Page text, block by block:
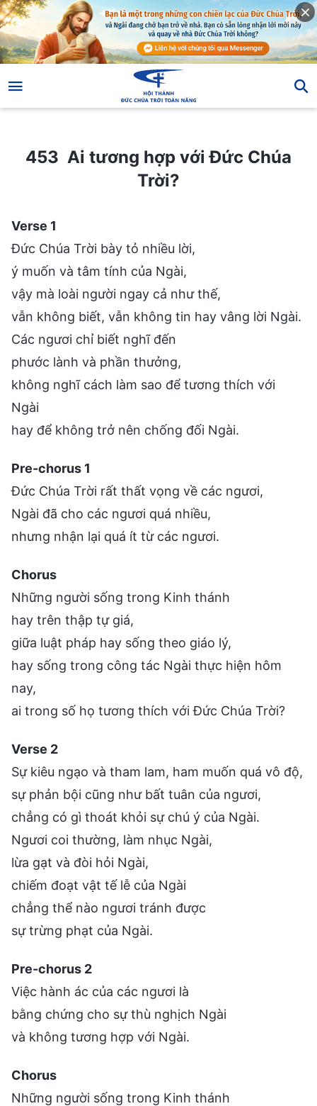
453 Ai tương hợp với Đức Chúa Trời?
453 Ai tương hợp với Đức Chúa
Trời?
Verse 1
Đức Chúa Trời bày tỏ nhiều lời,
ý muốn và tâm tính của Ngài,
vậy mà loài người ngay cả như thế,
vẫn không biết, vẫn không tin hay vâng lời Ngài.
Các ngươi chỉ biết nghĩ đến
phước lành và phần thưởng,
không nghĩ cách làm sao để tương thích với
Ngài
hay để không trở nên chống đối Ngài.
Pre-chorus 1
Đức Chúa Trời rất thất vọng về các ngươi,
Ngài đã cho các ngươi quá nhiều,
nhưng nhận lại quá ít từ các ngươi.
Chorus
Những người sống trong Kinh thánh
hay trên thập tự giá,
giữa luật pháp hay sống theo giáo lý,
hay sống trong công tác Ngài thực hiện hôm
nay,
ai trong số họ tương thích với Đức Chúa Trời?
Verse 2
Sự kiêu ngạo và tham lam, ham muốn quá vô độ,
sự phản bội cũng như bất tuân của ngươi,
chẳng có gì thoát khỏi sự chú ý của Ngài.
Ngươi coi thường, làm nhục Ngài,
lừa gạt và đòi hỏi Ngài,
chiếm đoạt vật tế lễ của Ngài
chẳng thể nào ngươi tránh được
sự trừng phạt của Ngài.
Pre-chorus 2
Việc hành ác của các ngươi là
bằng chứng cho sự thù nghịch Ngài
và không tương hợp với Ngài.
Chorus
Những người sống trong Kinh thánh